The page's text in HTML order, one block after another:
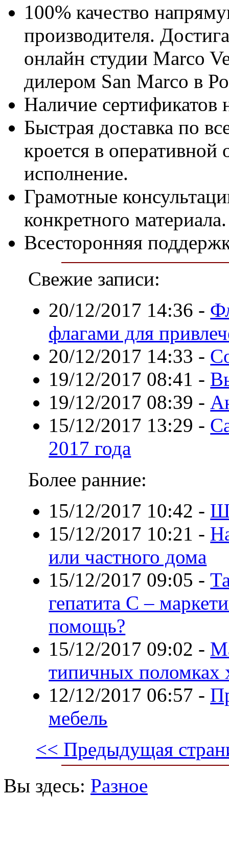
100% качество
производителя.
онлайн студии Marco
дилером San Marco в
Наличие сертификатов
Быстрая доставка по
кроется в оперативной
исполнение.
Грамотные
конкретного материала.
Всесторонняя
Свежие записи:
20/12/2017 14:36 -
флагами для
20/12/2017 14:33 -
19/12/2017 08:41 -
19/12/2017 08:39 -
15/12/2017 13:29 -
2017 года
Более ранние:
15/12/2017 10:42 -
15/12/2017 10:21 -
или частного дома
15/12/2017 09:05 -
гепатита С –
помощь?
15/12/2017 09:02 -
типичных поломках
12/12/2017 06:57 -
мебель
<< Предыдущая
Вы здесь: Разное